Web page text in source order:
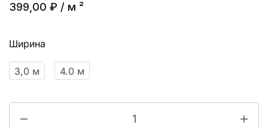
399,00 ₽ / м ²
Ширина
3,0 м 4.0 м